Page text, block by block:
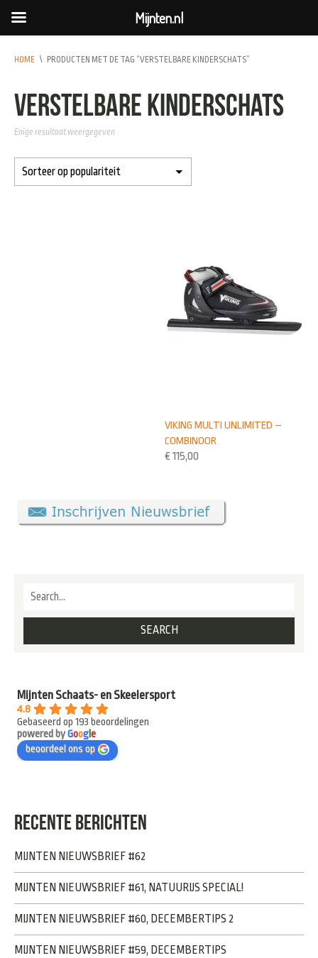
HOME \ PRODUCTEN MET DE TAG “VERSTELBARE KINDERSCHATS”
verstelbare kinderschats
Enige resultaat weergegeven
VIKING MULTI UNLIMITED –
COMBINOOR
€ 115,00
Mijnten Schaats- en Skeelersport
4.8
Gebaseerd op 193 beoordelingen
powered byGooge
beoordeel ons op
RECENTE BERICHTEN
MIJNTEN NIEUWSBRIEF #62
MIJNTEN NIEUWSBRIEF #61, NATUURIJS SPECIAL!
MIJNTEN NIEUWSBRIEF #60, DECEMBERTIPS 2
MIJNTEN NIEUWSBRIEF #59, DECEMBERTIPS
Mijnten.nl